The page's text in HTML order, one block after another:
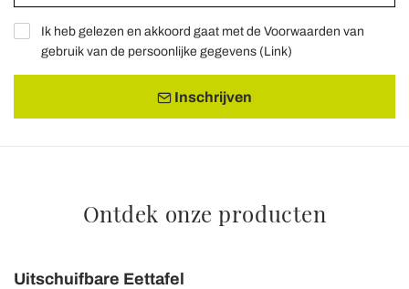
Ik heb gelezen en akkoord gaat met de Voorwaarden van
gebruik van de persoonlijke gegevens (Link)
Inschrijven
Ontdek onze producten
Uitschuifbare Eettafel